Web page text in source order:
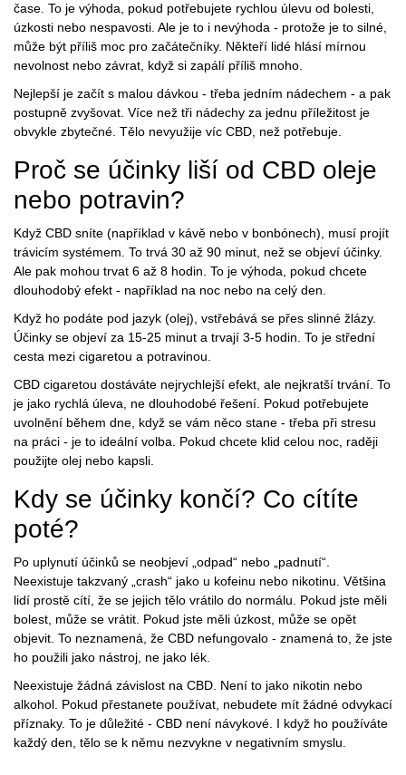
čase. To je výhoda, pokud potřebujete rychlou úlevu od bolesti,
úzkosti nebo nespavosti. Ale je to i nevýhoda - protože je to silné,
může být příliš moc pro začátečníky. Někteří lidé hlásí mírnou
nevolnost nebo závrat, když si zapálí příliš mnoho.
Nejlepší je začít s malou dávkou - třeba jedním nádechem - a pak
postupně zvyšovat. Více než tři nádechy za jednu příležitost je
obvykle zbytečné. Tělo nevyužije víc CBD, než potřebuje.
Proč se účinky liší od CBD oleje
nebo potravin?
Když CBD sníte (například v kávě nebo v bonbónech), musí projít
trávicím systémem. To trvá 30 až 90 minut, než se objeví účinky.
Ale pak mohou trvat 6 až 8 hodin. To je výhoda, pokud chcete
dlouhodobý efekt - například na noc nebo na celý den.
Když ho podáte pod jazyk (olej), vstřebává se přes slinné žlázy.
Účinky se objeví za 15-25 minut a trvají 3-5 hodin. To je střední
cesta mezi cigaretou a potravinou.
CBD cigaretou dostáváte nejrychlejší efekt, ale nejkratší trvání. To
je jako rychlá úleva, ne dlouhodobé řešení. Pokud potřebujete
uvolnění během dne, když se vám něco stane - třeba při stresu
na práci - je to ideální volba. Pokud chcete klid celou noc, raději
použijte olej nebo kapsli.
Kdy se účinky končí? Co cítíte
poté?
Po uplynutí účinků se neobjeví „odpad“ nebo „padnutí“.
Neexistuje takzvaný „crash“ jako u kofeinu nebo nikotinu. Většina
lidí prostě cítí, že se jejich tělo vrátilo do normálu. Pokud jste měli
bolest, může se vrátit. Pokud jste měli úzkost, může se opět
objevit. To neznamená, že CBD nefungovalo - znamená to, že jste
ho použili jako nástroj, ne jako lék.
Neexistuje žádná závislost na CBD. Není to jako nikotin nebo
alkohol. Pokud přestanete používat, nebudete mít žádné odvykací
příznaky. To je důležité - CBD není návykové. I když ho používáte
každý den, tělo se k němu nezvykne v negativním smyslu.